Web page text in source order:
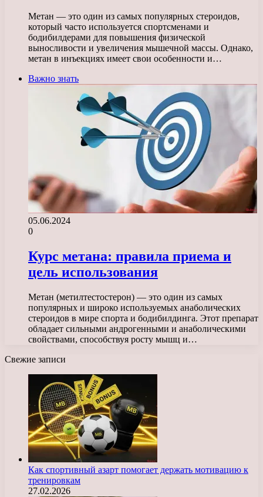
Метан — это один из самых популярных стероидов,
который часто используется спортсменами и
бодибилдерами для повышения физической
выносливости и увеличения мышечной массы. Однако,
метан в инъекциях имеет свои особенности и…
Важно знать
05.06.2024
0
Курс метана: правила приема и
цель использования
Метан (метилтестостерон) — это один из самых
популярных и широко используемых анаболических
стероидов в мире спорта и бодибилдинга. Этот препарат
обладает сильными андрогенными и анаболическими
свойствами, способствуя росту мышц и…
Свежие записи
Как спортивный азарт помогает держать мотивацию к
тренировкам
27.02.2026